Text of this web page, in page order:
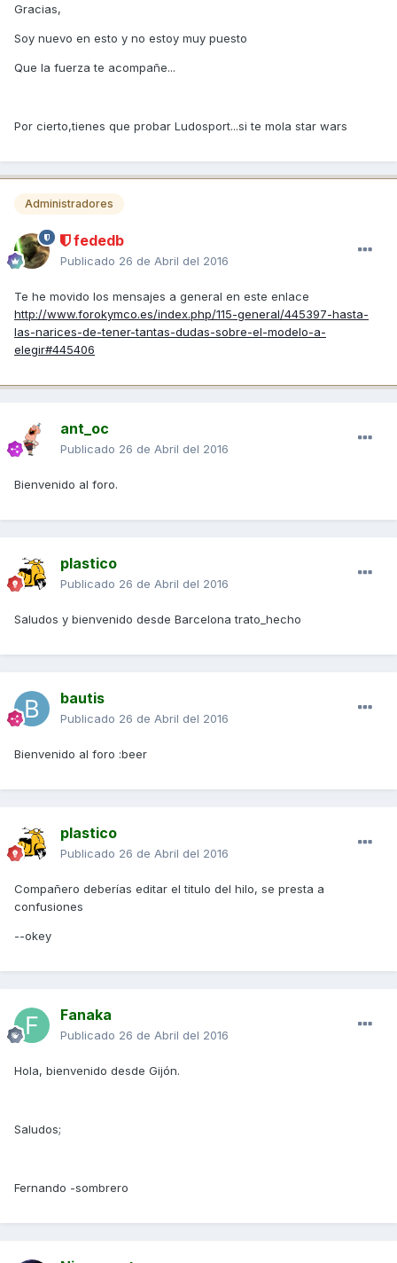
Gracias,
Soy nuevo en esto y no estoy muy puesto
Que la fuerza te acompañe...
Por cierto,tienes que probar Ludosport...si te mola star wars
Administradores
fededb
Publicado 26 de Abril del 2016
Te he movido los mensajes a general en este enlace
http://www.forokymco.es/index.php/115-general/445397-hasta-
las-narices-de-tener-tantas-dudas-sobre-el-modelo-a-
elegir#445406
ant_oc
Publicado 26 de Abril del 2016
Bienvenido al foro.
plastico
Publicado 26 de Abril del 2016
Saludos y bienvenido desde Barcelona trato_hecho
bautis
Publicado 26 de Abril del 2016
Bienvenido al foro :beer
plastico
Publicado 26 de Abril del 2016
Compañero deberías editar el titulo del hilo, se presta a
confusiones
--okey
Fanaka
Publicado 26 de Abril del 2016
Hola, bienvenido desde Gijón.
Saludos;
Fernando -sombrero